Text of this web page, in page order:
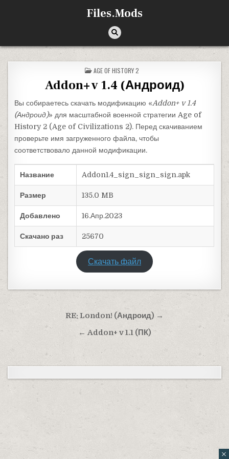
Files.Mods
ОПУБЛИКОВАНО В
AGE OF HISTORY 2
Addon+ v 1.4 (Андроид)
Вы собираетесь скачать модификацию «Addon+ v 1.4
(Андроид)» для масштабной военной стратегии Age of
History 2 (Age of Civilizations 2). Перед скачиванием
проверьте имя загруженного файла, чтобы
соответствовало данной модификации.
Название Addon1.4_sign_sign_sign.apk
Размер 135.0 MB
Добавлено 16.Апр.2023
Скачано раз 25670
Скачать файл
Навигация по записям
RE: London! (Андроид) →
← Addon+ v 1.1 (ПК)